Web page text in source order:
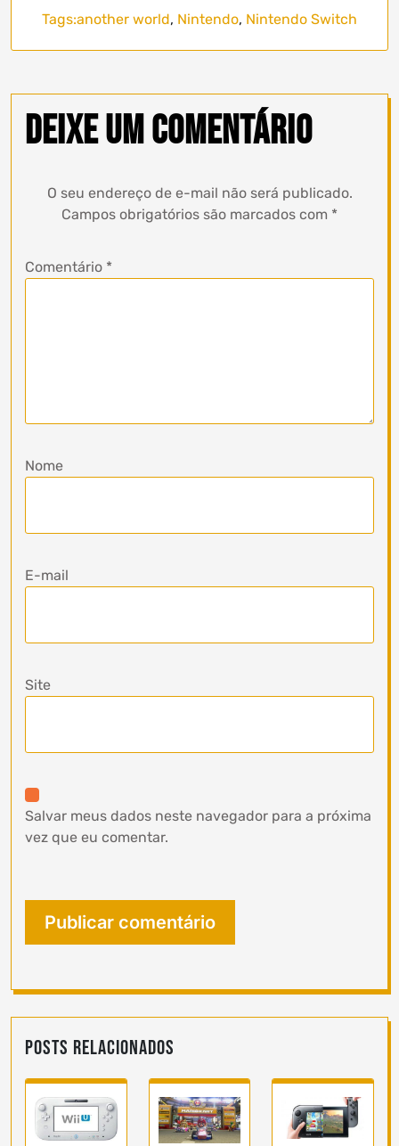
Tags:another world, Nintendo, Nintendo Switch
Deixe um comentário
O seu endereço de e-mail não será publicado.
Campos obrigatórios são marcados com *
Comentário *
Nome
E-mail
Site
Salvar meus dados neste navegador para a próxima
vez que eu comentar.
Posts Relacionados